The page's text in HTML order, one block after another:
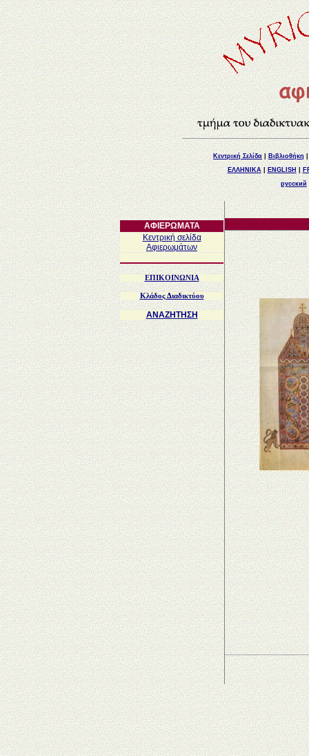
Κεντρική Σελίδα| Βιβλιοθήκη
ΕΛΛΗΝΙΚΑ|ENGLISH |
русский
ΑΦΙΕΡΩΜΑΤΑ
Κεντρική σελίδα
Αφιερωμάτων
EΠΙΚΟΙΝΩΝIA
Κλάδος Διαδικτύου
ΑΝΑΖΗΤΗΣΗ